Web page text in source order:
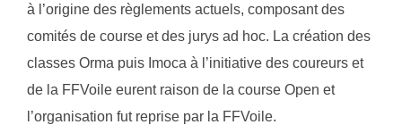
à l’origine des règlements actuels, composant des
comités de course et des jurys ad hoc. La création des
classes Orma puis Imoca à l’initiative des coureurs et
de la FFVoile eurent raison de la course Open et
l’organisation fut reprise par la FFVoile.